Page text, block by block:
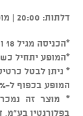
דלתות: 20:00 | מופע: 20:30
*הכניסה מגיל 18 ומעלה
*המופע יתחיל
המופע בכפוף ל-5% דמי ביטול, לאחר מכן אין ביטולים
בפלורנטין בע"מ, ח.פ. 515164259 מרח' חצרים